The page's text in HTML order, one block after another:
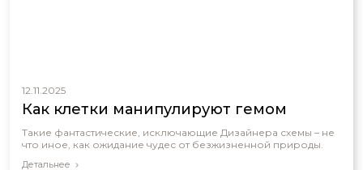
12.11.2025
Как клетки манипулируют гемом
Такие фантастические, исключающие Дизайнера схемы – не
что иное, как ожидание чудес от безжизненной природы.
Детальнее